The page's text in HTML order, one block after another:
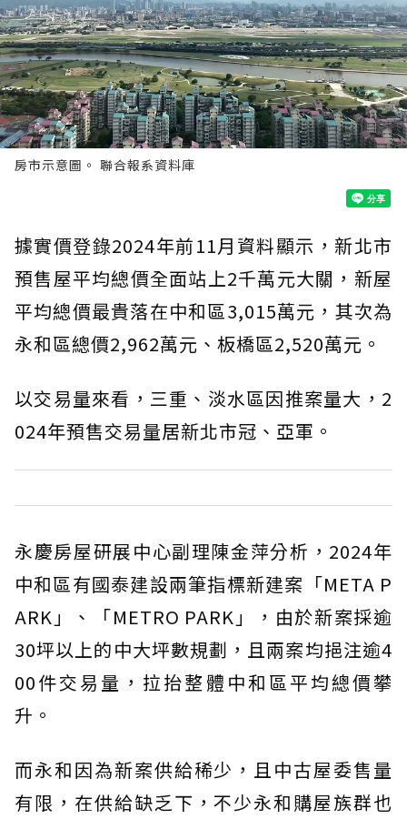
房市示意圖。 聯合報系資料庫
據實價登錄2024年前11月資料顯示，新北市
預售屋平均總價全面站上2千萬元大關，新屋
平均總價最貴落在中和區3,015萬元，其次為
永和區總價2,962萬元、板橋區2,520萬元。
以交易量來看，三重、淡水區因推案量大，2
024年預售交易量居新北市冠、亞軍。
永慶房屋研展中心副理陳金萍分析，2024年
中和區有國泰建設兩筆指標新建案「META P
ARK」、「METRO PARK」，由於新案採逾
30坪以上的中大坪數規劃，且兩案均挹注逾4
00件交易量，拉抬整體中和區平均總價攀
升。
而永和因為新案供給稀少，且中古屋委售量
有限，在供給缺乏下，不少永和購屋族群也